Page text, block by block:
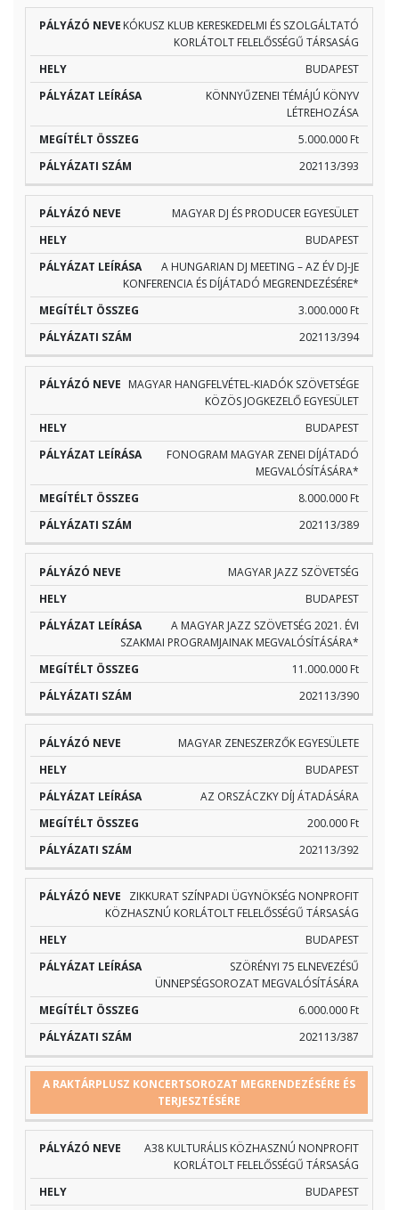
KÓKUSZ KLUB KERESKEDELMI ÉS SZOLGÁLTATÓ
KORLÁTOLT FELELŐSSÉGŰ TÁRSASÁG
BUDAPEST
KÖNNYŰZENEI TÉMÁJÚ KÖNYV
LÉTREHOZÁSA
5.000.000 Ft
202113/393
MAGYAR DJ ÉS PRODUCER EGYESÜLET
BUDAPEST
A HUNGARIAN DJ MEETING – AZ ÉV DJ-JE
KONFERENCIA ÉS DÍJÁTADÓ MEGRENDEZÉSÉRE*
3.000.000 Ft
202113/394
MAGYAR HANGFELVÉTEL-KIADÓK SZÖVETSÉGE
KÖZÖS JOGKEZELŐ EGYESÜLET
BUDAPEST
FONOGRAM MAGYAR ZENEI DÍJÁTADÓ
MEGVALÓSÍTÁSÁRA*
8.000.000 Ft
202113/389
MAGYAR JAZZ SZÖVETSÉG
BUDAPEST
A MAGYAR JAZZ SZÖVETSÉG 2021. ÉVI
SZAKMAI PROGRAMJAINAK MEGVALÓSÍTÁSÁRA*
11.000.000 Ft
202113/390
MAGYAR ZENESZERZŐK EGYESÜLETE
BUDAPEST
AZ ORSZÁCZKY DÍJ ÁTADÁSÁRA
200.000 Ft
202113/392
ZIKKURAT SZÍNPADI ÜGYNÖKSÉG NONPROFIT
KÖZHASZNÚ KORLÁTOLT FELELŐSSÉGŰ TÁRSASÁG
BUDAPEST
SZÖRÉNYI 75 ELNEVEZÉSŰ
ÜNNEPSÉGSOROZAT MEGVALÓSÍTÁSÁRA
6.000.000 Ft
202113/387
A RAKTÁRPLUSZ KONCERTSOROZAT MEGRENDEZÉSÉRE ÉS
TERJESZTÉSÉRE
A38 KULTURÁLIS KÖZHASZNÚ NONPROFIT
KORLÁTOLT FELELŐSSÉGŰ TÁRSASÁG
BUDAPEST